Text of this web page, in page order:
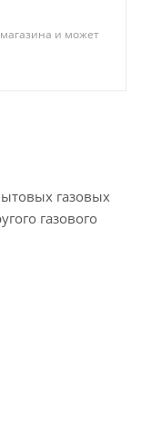
и может
газовых
газового